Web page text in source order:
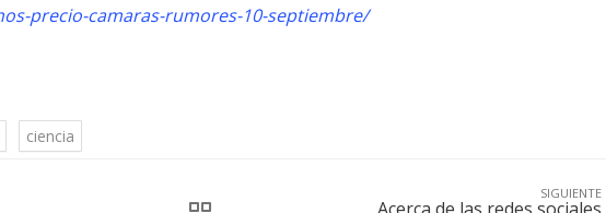
precio-camaras-rumores-10-septiembre/
ciencia
SIGUIENTE